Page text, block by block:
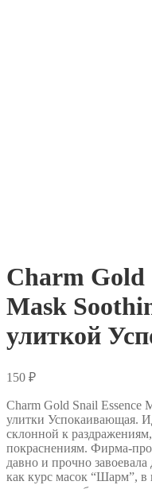
Charm Gold
Mask
улиткой
150 ₽
Charm Gold Snail Essence
улитки Успокаивающая.
склонной к
покраснениям. Фирма-
давно и прочно
как курс масок “Шарм”, в